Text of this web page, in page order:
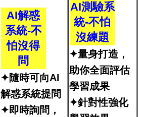
AI解惑
系統-不
怕沒得
問
✦隨時可向AI
解惑系統提問
✦即時詢問，
AI測驗系
統-不怕
沒練題
✦量身打造，
助你全面評估
學習成果
✦針對性強化